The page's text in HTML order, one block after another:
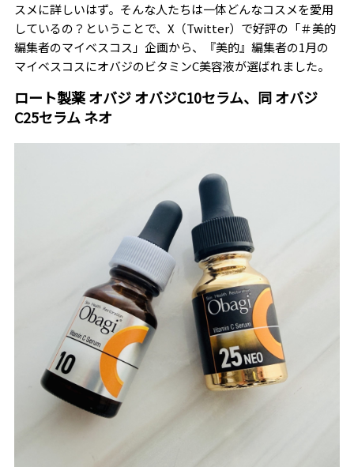
スメに詳しいはず。そんな人たちは一体どんなコスメを愛用
しているの？ということで、X（Twitter）で好評の「＃美的
編集者のマイベスコス」企画から、『美的』編集者の1月の
マイベスコスにオバジのビタミンC美容液が選ばれました。
ロート製薬 オバジ オバジC10セラム、同 オバジ
C25セラム ネオ